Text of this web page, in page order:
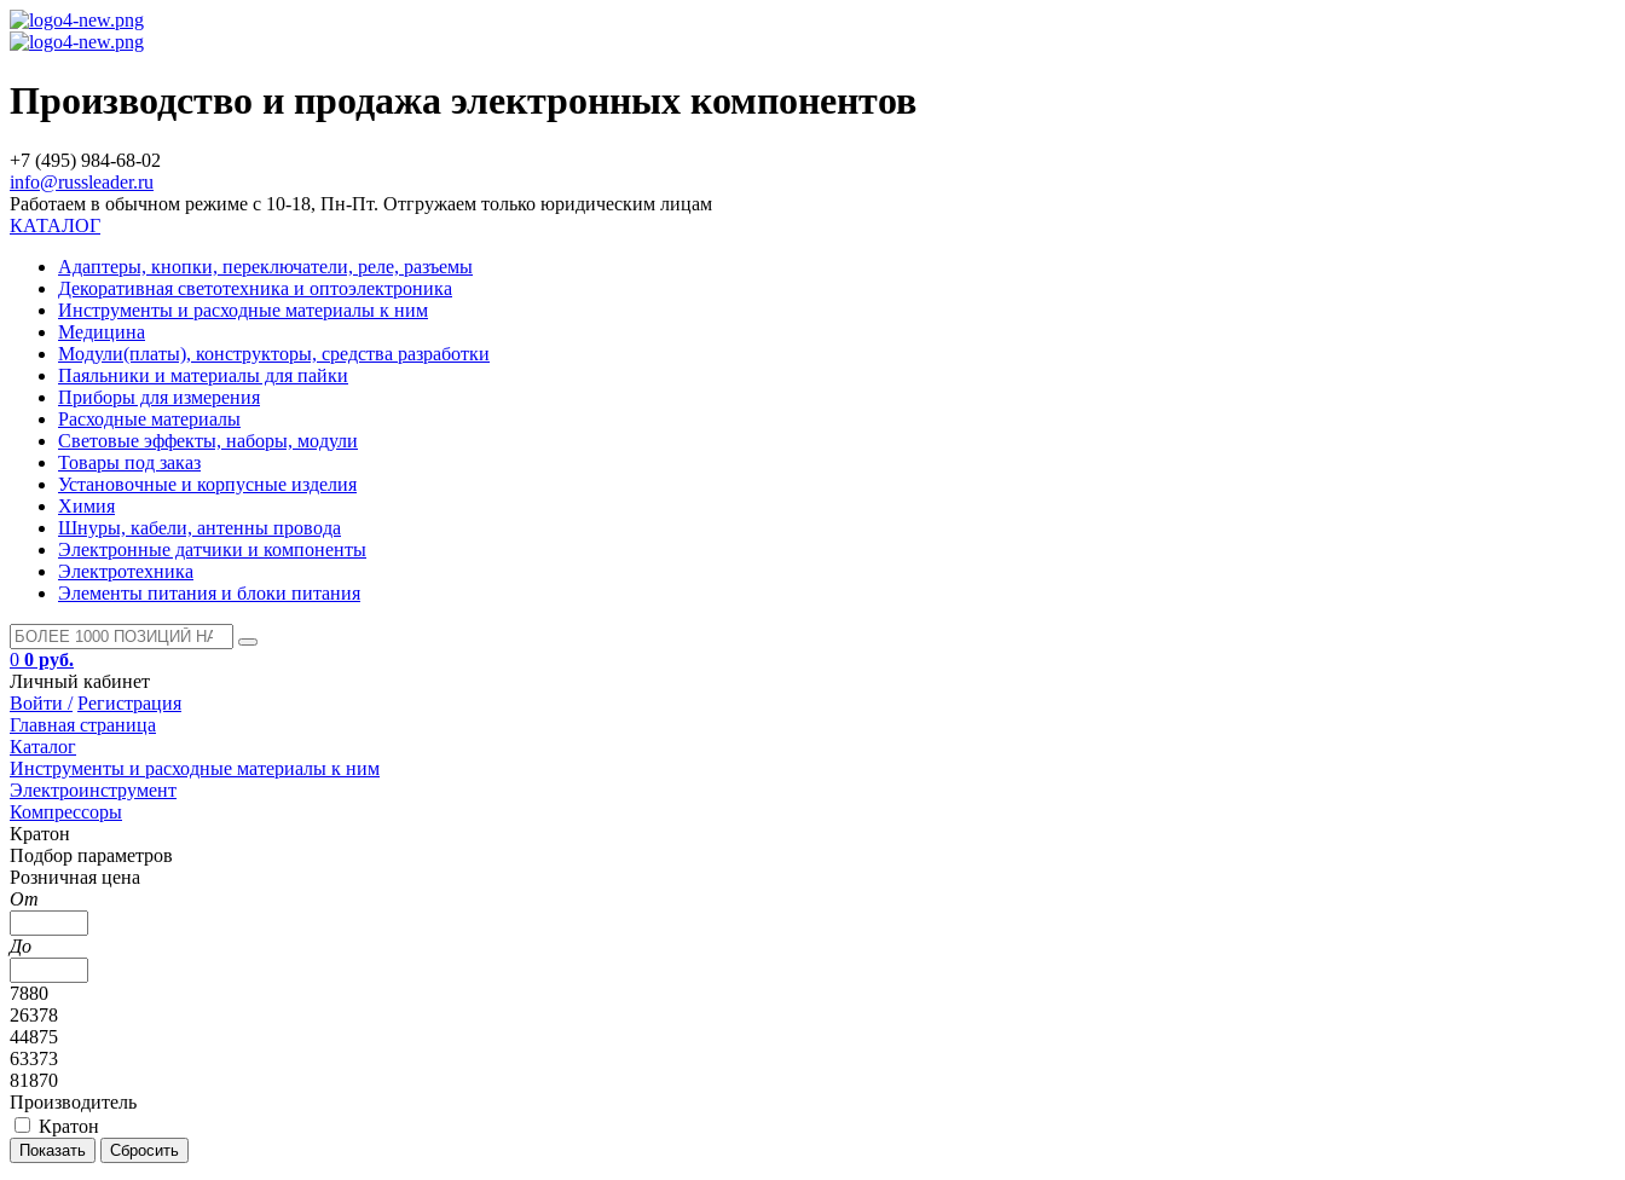
Производство и продажа электронных компонентов
+7 (495) 984-68-02
info@russleader.ru
Работаем в обычном режиме с 10-18, Пн-Пт. Отгружаем только юридическим лицам
КАТАЛОГ
Адаптеры, кнопки, переключатели, реле, разъемы
Декоративная светотехника и оптоэлектроника
Инструменты и расходные материалы к ним
Медицина
Модули(платы), конструкторы, средства разработки
Паяльники и материалы для пайки
Приборы для измерения
Расходные материалы
Световые эффекты, наборы, модули
Товары под заказ
Установочные и корпусные изделия
Химия
Шнуры, кабели, антенны провода
Электронные датчики и компоненты
Электротехника
Элементы питания и блоки питания
0 0 руб.
Личный кабинет
Войти / Регистрация
Главная страница
Каталог
Инструменты и расходные материалы к ним
Электроинструмент
Компрессоры
Кратон
Подбор параметров
Розничная цена
От
До
7880
26378
44875
63373
81870
Производитель
Кратон